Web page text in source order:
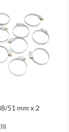
51 mm x 2
0)